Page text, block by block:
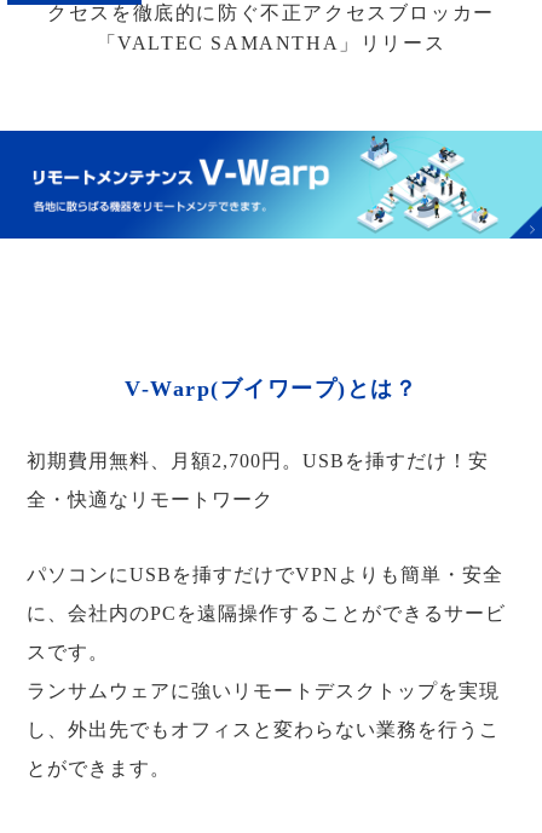
クセスを徹底的に防ぐ不正アクセスブロッカー
「VALTEC SAMANTHA」リリース
V-Warp(ブイワープ)とは？
初期費用無料、月額2,700円。USBを挿すだけ！安
全・快適なリモートワーク
パソコンにUSBを挿すだけでVPNよりも簡単・安全
に、会社内のPCを遠隔操作することができるサービ
スです。
ランサムウェアに強いリモートデスクトップを実現
し、外出先でもオフィスと変わらない業務を行うこ
とができます。